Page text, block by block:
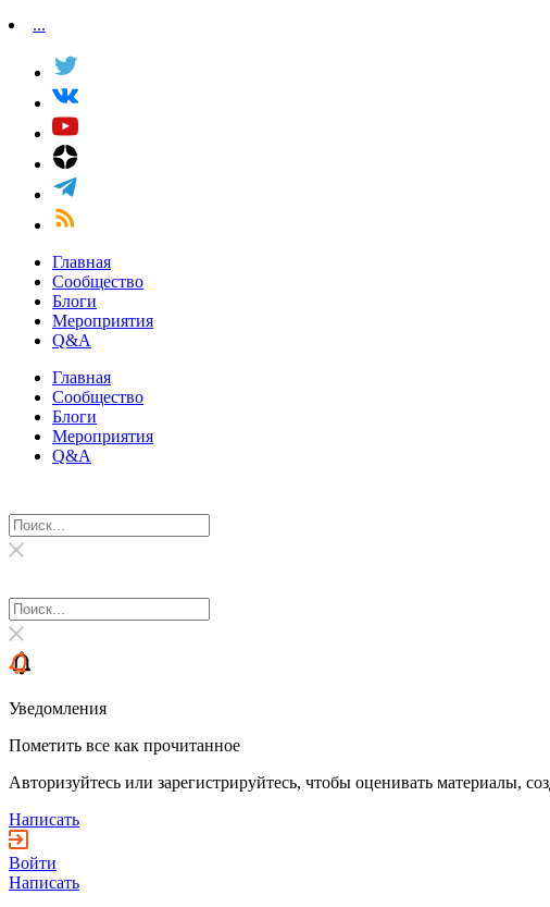
...
Главная
Сообщество
Блоги
Мероприятия
Q&A
Главная
Сообщество
Блоги
Мероприятия
Q&A
Уведомления
Пометить все как прочитанное
Авторизуйтесь или зарегистрируйтесь, чтобы оценивать материалы,
Написать
Войти
Написать